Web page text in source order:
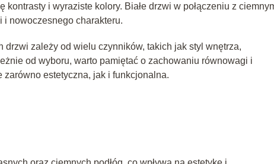
i wyraziste kolory. Białe drzwi w połączeniu z
i nowoczesnego charakteru.
drzwi zależy od wielu czynników, takich jak styl wnętrza,
od wyboru, warto pamiętać o zachowaniu równowagi i
estetyczna, jak i funkcjonalna.